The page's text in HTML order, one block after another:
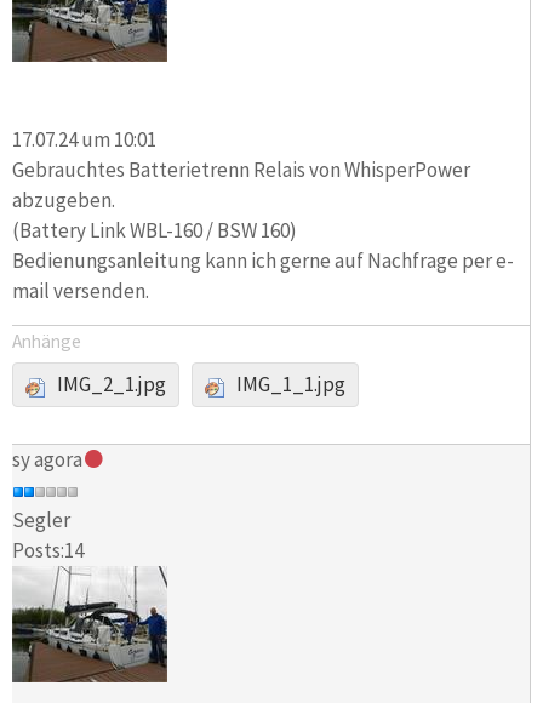
17.07.24 um 10:01
Gebrauchtes Batterietrenn Relais von WhisperPower
abzugeben.
(Battery Link WBL-160 / BSW 160)
Bedienungsanleitung kann ich gerne auf Nachfrage per e-
mail versenden.
Anhänge
IMG_2_1.jpg IMG_1_1.jpg
sy agora
Segler
Posts:14